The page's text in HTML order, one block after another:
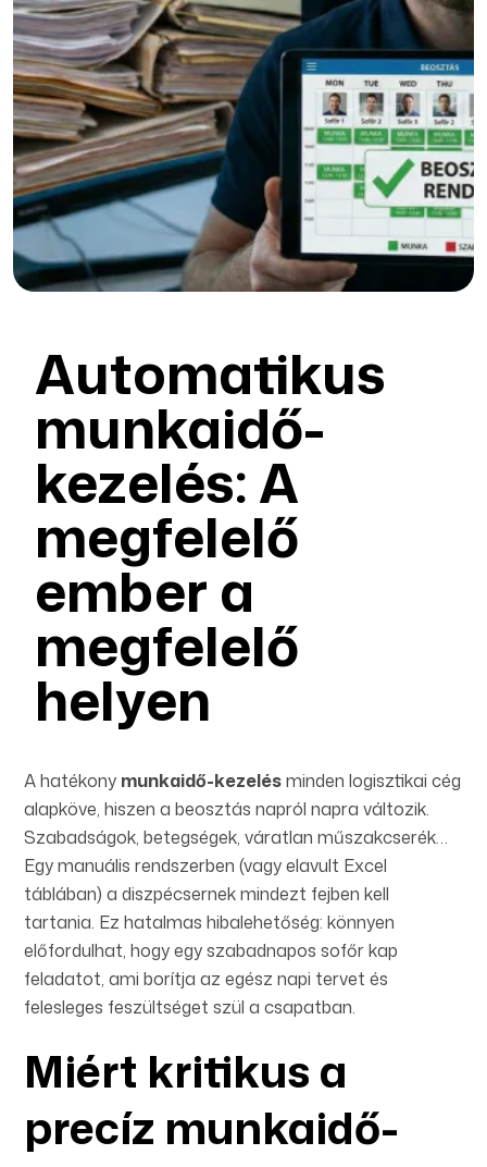
Automatikus
munkaidő-
kezelés: A
megfelelő
ember a
megfelelő
helyen
A hatékony munkaidő-kezelésminden logisztikai cég
alapköve, hiszen a beosztás napról napra változik.
Szabadságok, betegségek, váratlan műszakcserék…
Egy manuális rendszerben (vagy elavult Excel
táblában) a diszpécsernek mindezt fejben kell
tartania. Ez hatalmas hibalehetőség: könnyen
előfordulhat, hogy egy szabadnapos sofőr kap
feladatot, ami borítja az egész napi tervet és
felesleges feszültséget szül a csapatban.
Miért kritikus a
precíz munkaidő-